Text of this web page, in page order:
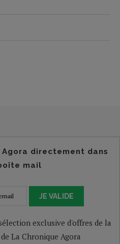
directement dans
mail
JE VALIDE
exclusive d'offres de la
La Chronique Agora